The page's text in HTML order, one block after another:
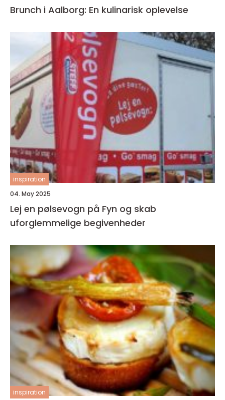
Brunch i Aalborg: En kulinarisk oplevelse
inspiration
04. May 2025
Lej en pølsevogn på Fyn og skab
uforglemmelige begivenheder
inspiration